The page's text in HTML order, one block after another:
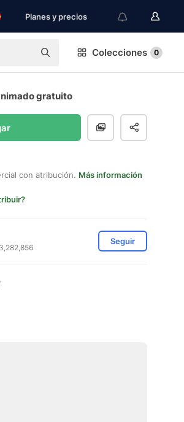
Planes y precios
Colecciones 0
gratuito
con atribución. Más información
Seguir